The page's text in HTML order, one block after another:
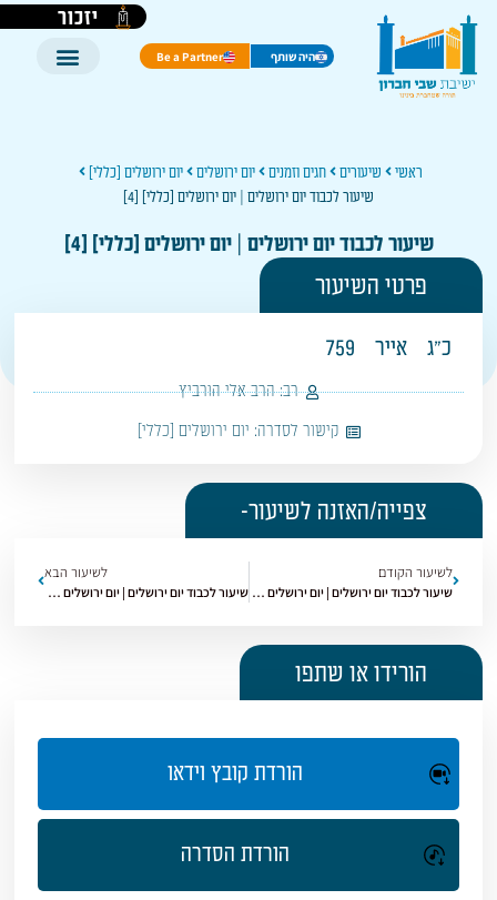
יזכור
היה שותף Be a Partner
ראשי שיעורים חגים וזמנים יום ירושלים
יום ירושלים [כללי]
שיעור לכבוד יום ירושלים | יום ירושלים [כללי] [4]
שיעור לכבוד יום ירושלים | יום ירושלים [כללי] [4]
פרטי השיעור
כ"ג אייר 759
רב: הרב אלי הורביץ
קישור לסדרה: יום ירושלים [כללי]
צפייה/האזנה לשיעור-
לשיעור הקודם
שיעור לכבוד יום ירושלים | יום ירושלים [כללי] [3]
לשיעור הבא
שיעור לכבוד יום ירושלים | יום ירושלים [כללי] [5]
הורידו או שתפו
הורדת קובץ וידאו
הורדת הסדרה